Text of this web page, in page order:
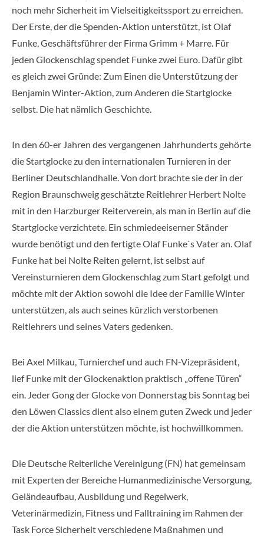
noch mehr Sicherheit im Vielseitigkeitssport zu erreichen.
Der Erste, der die Spenden-Aktion unterstützt, ist Olaf
Funke, Geschäftsführer der Firma Grimm + Marre. Für
jeden Glockenschlag spendet Funke zwei Euro. Dafür gibt
es gleich zwei Gründe: Zum Einen die Unterstützung der
Benjamin Winter-Aktion, zum Anderen die Startglocke
selbst. Die hat nämlich Geschichte.
In den 60-er Jahren des vergangenen Jahrhunderts gehörte
die Startglocke zu den internationalen Turnieren in der
Berliner Deutschlandhalle. Von dort brachte sie der in der
Region Braunschweig geschätzte Reitlehrer Herbert Nolte
mit in den Harzburger Reiterverein, als man in Berlin auf die
Startglocke verzichtete. Ein schmiedeeiserner Ständer
wurde benötigt und den fertigte Olaf Funke`s Vater an. Olaf
Funke hat bei Nolte Reiten gelernt, ist selbst auf
Vereinsturnieren dem Glockenschlag zum Start gefolgt und
möchte mit der Aktion sowohl die Idee der Familie Winter
unterstützen, als auch seines kürzlich verstorbenen
Reitlehrers und seines Vaters gedenken.
Bei Axel Milkau, Turnierchef und auch FN-Vizepräsident,
lief Funke mit der Glockenaktion praktisch „offene Türen“
ein. Jeder Gong der Glocke von Donnerstag bis Sonntag bei
den Löwen Classics dient also einem guten Zweck und jeder
der die Aktion unterstützen möchte, ist hochwillkommen.
Die Deutsche Reiterliche Vereinigung (FN) hat gemeinsam
mit Experten der Bereiche Humanmedizinische Versorgung,
Geländeaufbau, Ausbildung und Regelwerk,
Veterinärmedizin, Fitness und Falltraining im Rahmen der
Task Force Sicherheit verschiedene Maßnahmen und